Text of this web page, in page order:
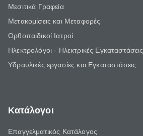
Μεσιτικά Γραφεία
Μετακομίσεις και Μεταφορές
Ορθοπαιδικοί Ιατροί
Ηλεκτρολόγοι - Ηλεκτρικές Εγκαταστάσεις
Υδραυλικές εργασίες και Εγκαταστάσεις
Κατάλογοι
Επαγγελματικός Κατάλογος